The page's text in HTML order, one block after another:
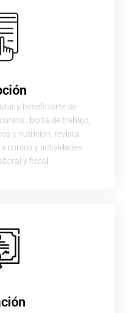
y beneficiarte de
bolsa de trabajo,
y nutrición, revista
cursos y actividades,
y fiscal.